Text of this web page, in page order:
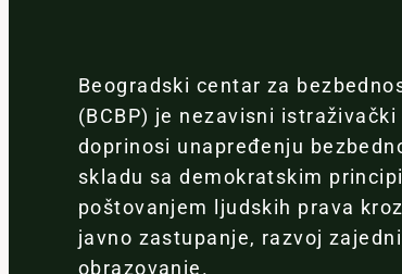
Beogradski centar za
(BCBP) je nezavisni
doprinosi unapređenju
skladu sa demokratskim
poštovanjem ljudskih prava
javno zastupanje, razvoj
obrazovanje.